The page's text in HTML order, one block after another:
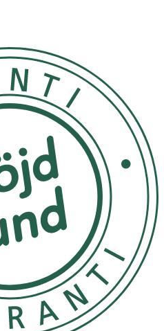
att nageln är helt torr.